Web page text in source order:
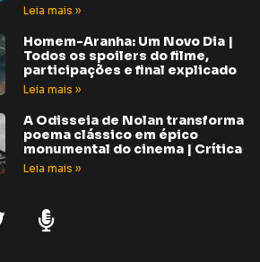
Leia mais »
Homem-Aranha: Um Novo Dia |
Todos os spoilers do filme,
participações e final explicado
Leia mais »
A Odisseia de Nolan transforma
poema clássico em épico
monumental do cinema | Crítica
Leia mais »